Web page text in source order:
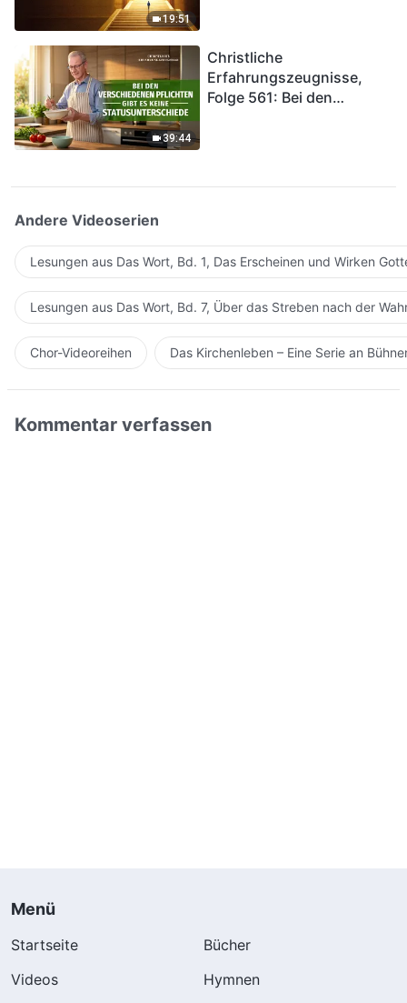
19:51
39:44
Christliche
Erfahrungszeugnisse,
Folge 561: Bei den
Andere Videoserien
Lesungen aus Das Wort, Bd. 1, Das Erscheinen und Wirken
Lesungen aus Das Wort, Bd. 7, Über das Streben nach der
Chor-Videoreihen Das Kirchenleben – Eine Serie an
Kommentar verfassen
Menü
Startseite
Bücher
Videos
Hymnen